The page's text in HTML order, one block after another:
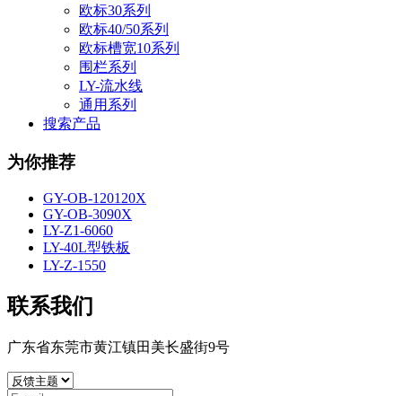
欧标30系列
欧标40/50系列
欧标槽宽10系列
围栏系列
LY-流水线
通用系列
搜索产品
为你推荐
GY-OB-120120X
GY-OB-3090X
LY-Z1-6060
LY-40L型铁板
LY-Z-1550
联系我们
广东省东莞市黄江镇田美长盛街9号